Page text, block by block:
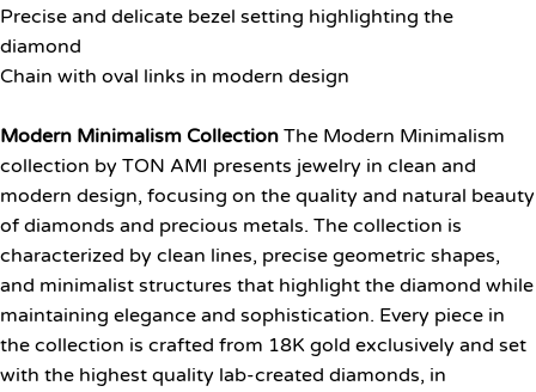
Precise and delicate bezel setting highlighting the
diamond
Chain with oval links in modern design
Modern Minimalism Collection The Modern Minimalism
collection by TON AMI presents jewelry in clean and
modern design, focusing on the quality and natural beauty
of diamonds and precious metals. The collection is
characterized by clean lines, precise geometric shapes,
and minimalist structures that highlight the diamond while
maintaining elegance and sophistication. Every piece in
the collection is crafted from 18K gold exclusively and set
with the highest quality lab-created diamonds, in